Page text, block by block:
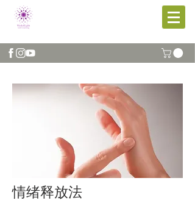
情绪释放法